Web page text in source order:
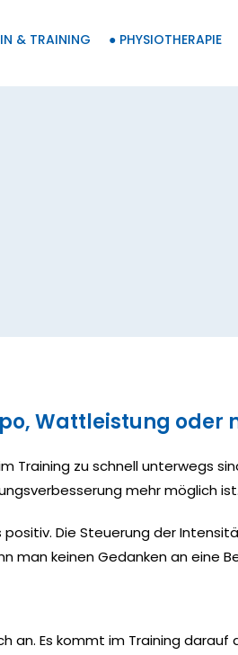
& TRAINING ● PHYSIOTHERAPIE
Wattleistung oder
Training zu schnell unterwegs
mehr möglich ist.
Die Steuerung der
man keinen Gedanken an eine
an. Es kommt im Training